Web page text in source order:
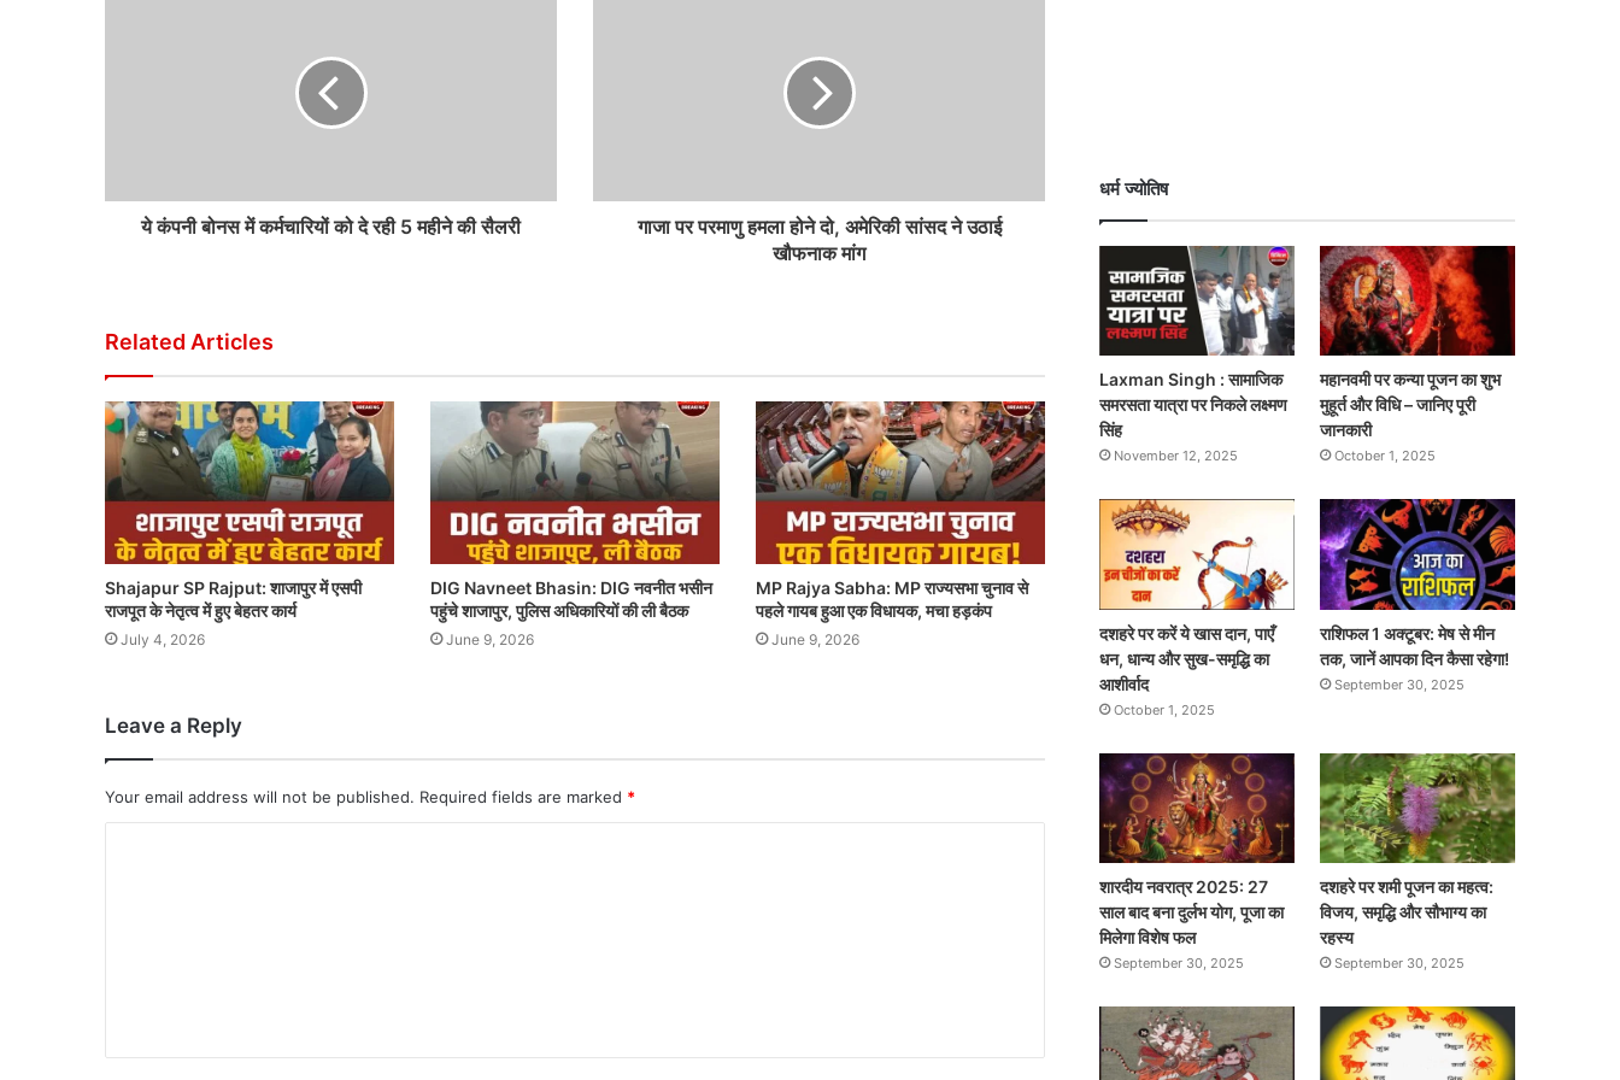
ये कंपनी बोनस में कर्मचारियों को दे रही 5 महीने की सैलरी
गाजा पर परमाणु हमला होने दो, अमेरिकी सांसद ने उठाई
खौफनाक मांग
Related Articles
Shajapur SP Rajput: शाजापुर में एसपी
राजपूत के नेतृत्व में हुए बेहतर कार्य
July 4, 2026
DIG Navneet Bhasin: DIG नवनीत भसीन
पहुंचे शाजापुर, पुलिस अधिकारियों की ली बैठक
June 9, 2026
MP Rajya Sabha: MP राज्यसभा चुनाव से
पहले गायब हुआ एक विधायक, मचा हड़कंप
June 9, 2026
Leave a Reply
Your email address will not be published. Required fields are marked *
धर्म ज्योतिष
Laxman Singh : सामाजिक
समरसता यात्रा पर निकले लक्ष्मण
सिंह
November 12, 2025
महानवमी पर कन्या पूजन का शुभ
मुहूर्त और विधि – जानिए पूरी
जानकारी
October 1, 2025
दशहरे पर करें ये खास दान, पाएँ
धन, धान्य और सुख-समृद्धि का
आशीर्वाद
October 1, 2025
राशिफल 1 अक्टूबर: मेष से मीन
तक, जानें आपका दिन कैसा रहेगा!
September 30, 2025
शारदीय नवरात्र 2025: 27
साल बाद बना दुर्लभ योग, पूजा का
मिलेगा विशेष फल
September 30, 2025
दशहरे पर शमी पूजन का महत्व:
विजय, समृद्धि और सौभाग्य का
रहस्य
September 30, 2025